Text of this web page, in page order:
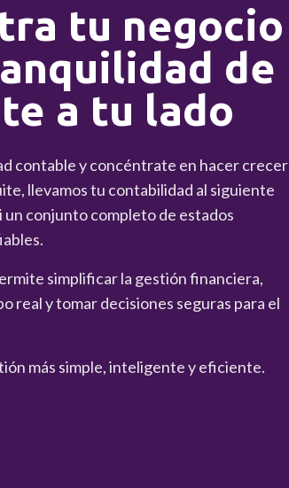
tu negocio
de
a tu lado
contable y concéntrate en hacer crecer
llevamos tu contabilidad al siguiente
un conjunto completo de estados
simplificar la gestión financiera,
real y tomar decisiones seguras para el
más simple, inteligente y eficiente.